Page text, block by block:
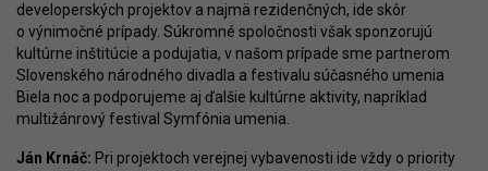
developerských projektov a najmä rezidenčných, ide skôr
o výnimočné prípady. Súkromné spoločnosti však sponzorujú
kultúrne inštitúcie a podujatia, v našom prípade sme partnerom
Slovenského národného divadla a festivalu súčasného umenia
Biela noc a podporujeme aj ďalšie kultúrne aktivity, napríklad
multižánrový festival Symfónia umenia.
Ján Krnáč: Pri projektoch verejnej vybavenosti ide vždy o priority